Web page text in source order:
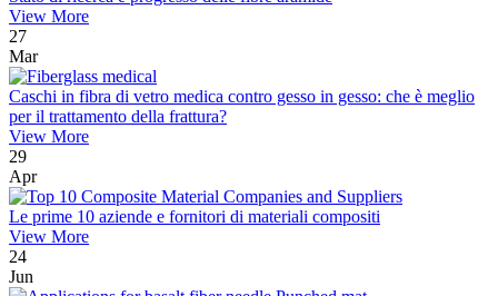
View More
27
Mar
Caschi in fibra di vetro medica contro gesso in gesso: che è meglio
per il trattamento della frattura?
View More
29
Apr
Le prime 10 aziende e fornitori di materiali compositi
View More
24
Jun